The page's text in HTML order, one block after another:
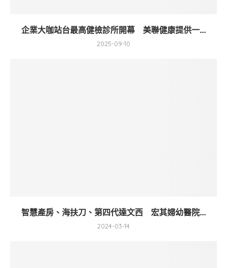
企業大咖站台最高健檢診所開幕 美聯健康提供一...
2025-09-10
智慧產房、海扶刀、第四代達文西 宏其婦幼醫院...
2024-03-14